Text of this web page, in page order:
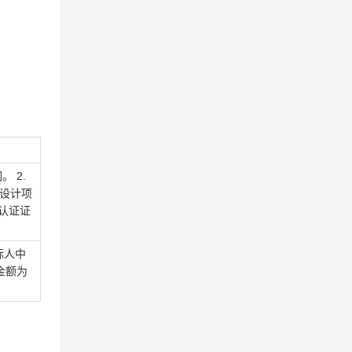
2.
计项
证证
人中
额为